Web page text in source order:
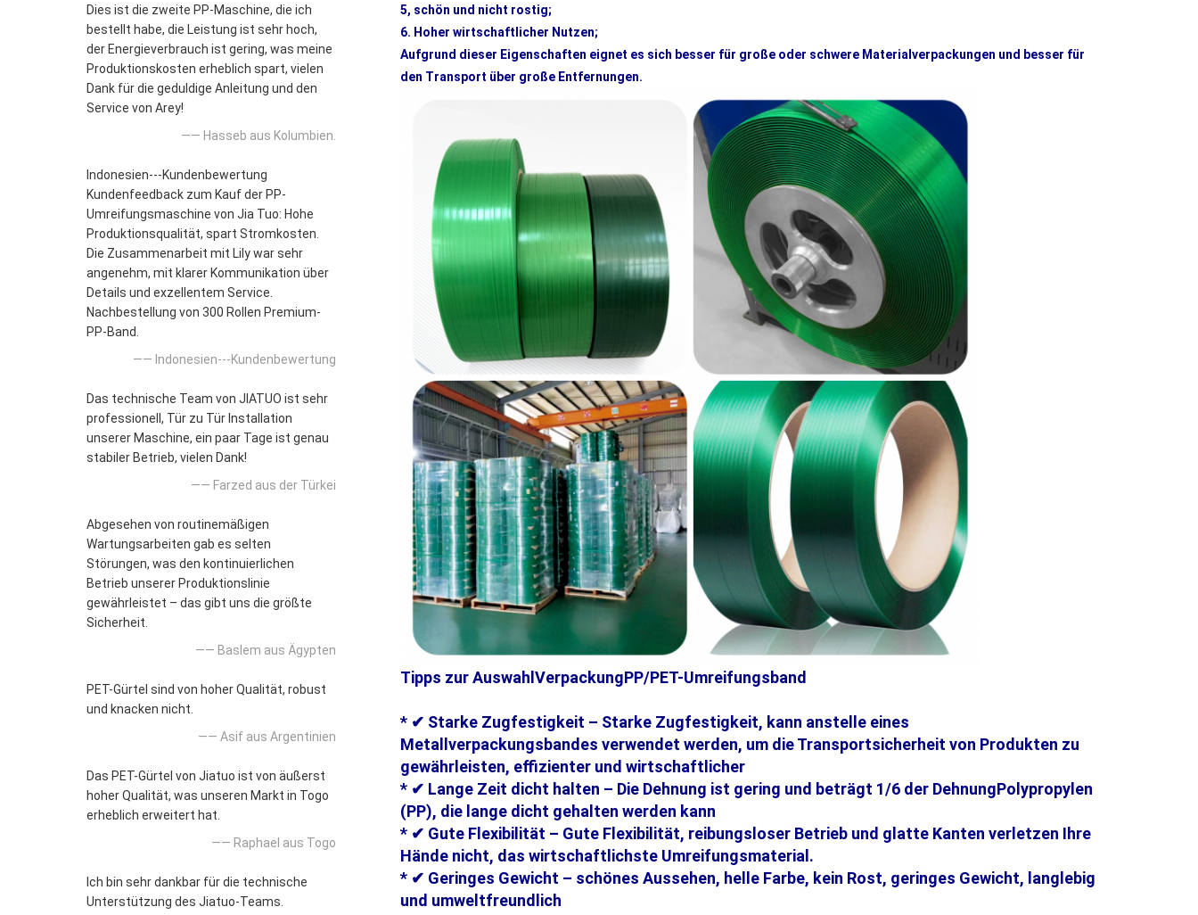
Dies ist die zweite PP-Maschine, die ich
bestellt habe, die Leistung ist sehr hoch,
der Energieverbrauch ist gering, was meine
Produktionskosten erheblich spart, vielen
Dank für die geduldige Anleitung und den
Service von Arey!
—— Hasseb aus Kolumbien.
Indonesien---Kundenbewertung
Kundenfeedback zum Kauf der PP-
Umreifungsmaschine von Jia Tuo: Hohe
Produktionsqualität, spart Stromkosten.
Die Zusammenarbeit mit Lily war sehr
angenehm, mit klarer Kommunikation über
Details und exzellentem Service.
Nachbestellung von 300 Rollen Premium-
PP-Band.
—— Indonesien---Kundenbewertung
Das technische Team von JIATUO ist sehr
professionell, Tür zu Tür Installation
unserer Maschine, ein paar Tage ist genau
stabiler Betrieb, vielen Dank!
—— Farzed aus der Türkei
Abgesehen von routinemäßigen
Wartungsarbeiten gab es selten
Störungen, was den kontinuierlichen
Betrieb unserer Produktionslinie
gewährleistet – das gibt uns die größte
Sicherheit.
—— Baslem aus Ägypten
PET-Gürtel sind von hoher Qualität, robust
und knacken nicht.
—— Asif aus Argentinien
Das PET-Gürtel von Jiatuo ist von äußerst
hoher Qualität, was unseren Markt in Togo
erheblich erweitert hat.
—— Raphael aus Togo
Ich bin sehr dankbar für die technische
Unterstützung des Jiatuo-Teams.
5, schön und nicht rostig;
6. Hoher wirtschaftlicher Nutzen;
Aufgrund dieser Eigenschaften eignet es sich besser für große oder schwere Materialverpackungen und besser für
den Transport über große Entfernungen.
Tipps zur Auswahl VerpackungPP/PET-Umreifungsband
* ✔ Starke Zugfestigkeit – Starke Zugfestigkeit, kann anstelle eines
Metallverpackungsbandes verwendet werden, um die Transportsicherheit von Produkten zu
gewährleisten, effizienter und wirtschaftlicher
* ✔ Lange Zeit dicht halten – Die Dehnung ist gering und beträgt 1/6 der DehnungPolypropylen
(PP), die lange dicht gehalten werden kann
* ✔ Gute Flexibilität – Gute Flexibilität, reibungsloser Betrieb und glatte Kanten verletzen Ihre
Hände nicht, das wirtschaftlichste Umreifungsmaterial.
* ✔ Geringes Gewicht – schönes Aussehen, helle Farbe, kein Rost, geringes Gewicht, langlebig
und umweltfreundlich